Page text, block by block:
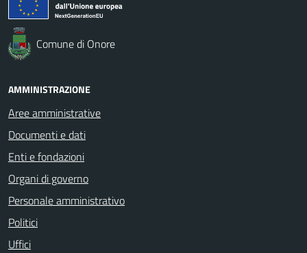
Comune di Onore
AMMINISTRAZIONE
Aree amministrative
Documenti e dati
Enti e fondazioni
Organi di governo
Personale amministrativo
Politici
Uffici